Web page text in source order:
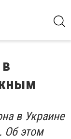
в Украине
Об этом